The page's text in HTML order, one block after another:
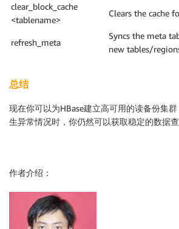
clear_block_cache
<tablename>
Clears the cache
refresh_meta
Syncs the meta
new tables/
总结
现在你可以为HBase建立高可用的读备份集
生异常情况时，你仍然可以获取稳定的数据查
作者介绍 ：